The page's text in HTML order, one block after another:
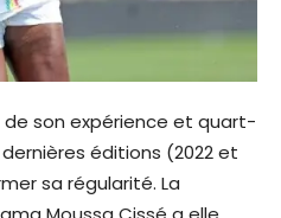
de son expérience et quart-
éditions (2022 et
sa régularité. La